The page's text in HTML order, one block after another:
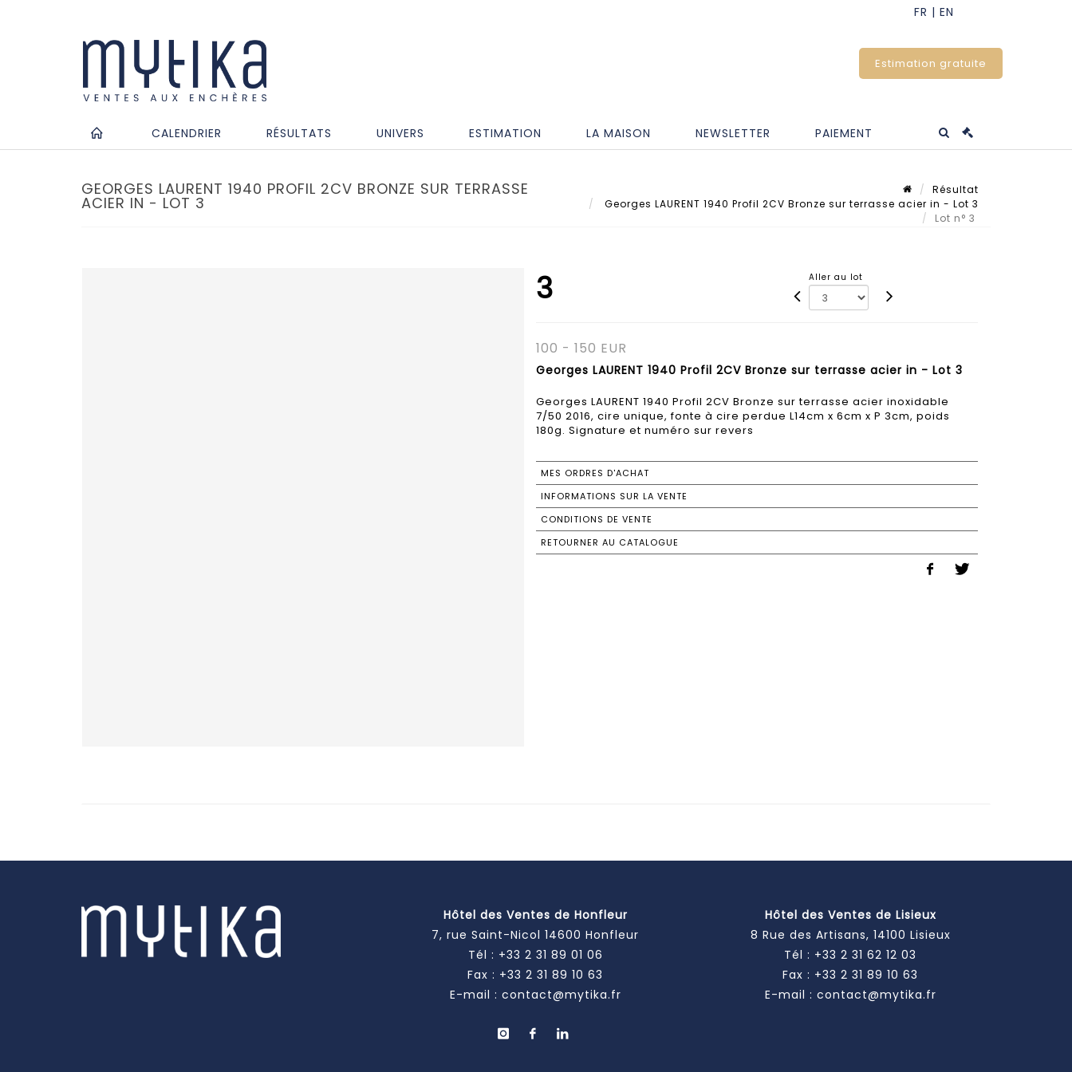
Estimation gratuite
CALENDRIER RÉSULTATS UNIVERS ESTIMATION LA MAISON NEWSLETTER PAIEMENT
GEORGES LAURENT 1940 PROFIL 2CV BRONZE SUR TERRASSE
ACIER IN - LOT 3
Résultat
Georges LAURENT 1940 Profil 2CV Bronze sur terrasse acier in - Lot 3
Lot n° 3
3 Aller au lot
100 - 150 EUR
Georges LAURENT 1940 Profil 2CV Bronze sur terrasse acier in - Lot 3
Georges LAURENT 1940 Profil 2CV Bronze sur terrasse acier inoxidable
7/50 2016, cire unique, fonte à cire perdue L14cm x 6cm x P 3cm, poids
180g. Signature et numéro sur revers
MES ORDRES D'ACHAT
INFORMATIONS SUR LA VENTE
CONDITIONS DE VENTE
RETOURNER AU CATALOGUE
Hôtel des Ventes de Honfleur
7, rue Saint-Nicol 14600 Honfleur
Tél : +33 2 31 89 01 06
Fax : +33 2 31 89 10 63
E-mail : contact@mytika.fr
Hôtel des Ventes de Lisieux
8 Rue des Artisans, 14100 Lisieux
Tél : +33 2 31 62 12 03
Fax : +33 2 31 89 10 63
E-mail : contact@mytika.fr